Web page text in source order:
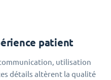
patient
utilisation
détails altèrent la qualité